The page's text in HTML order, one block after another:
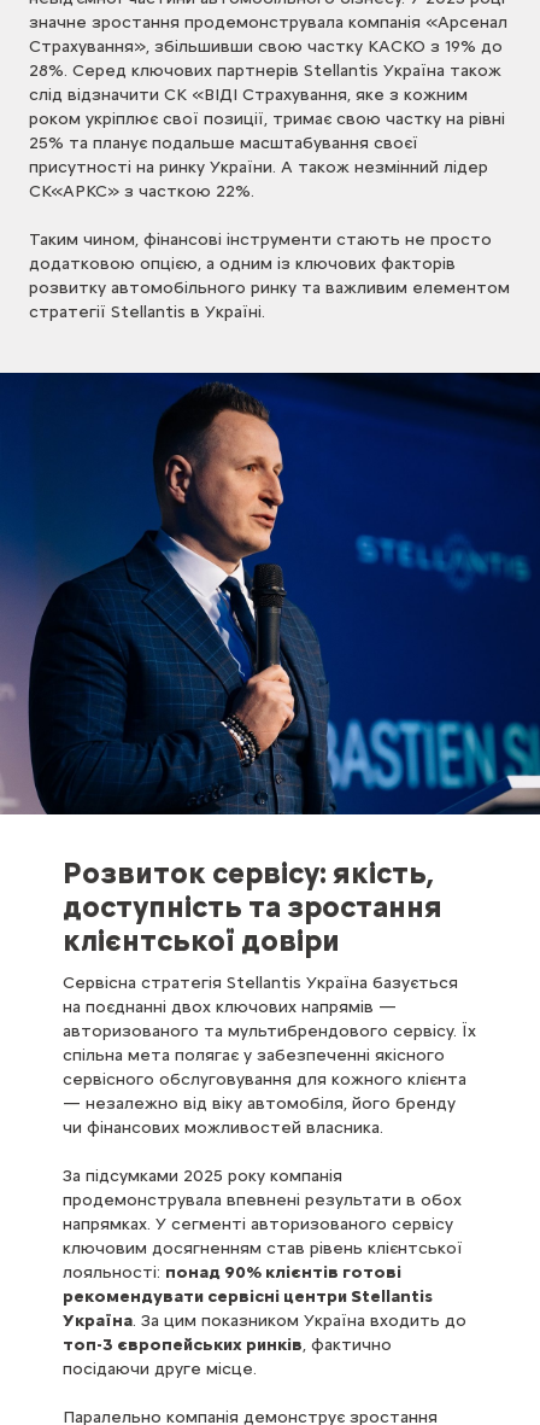
значне зростання продемонструвала компанія «Арсенал
Страхування», збільшивши свою частку КАСКО з 19% до
28%. Серед ключових партнерів Stellantis Україна також
слід відзначити СК «ВІДІ Страхування, яке з кожним
роком укріплює свої позиції, тримає свою частку на рівні
25% та планує подальше масштабування своєї
присутності на ринку України. А також незмінний лідер
СК«АРКС» з часткою 22%.
Таким чином, фінансові інструменти стають не просто
додатковою опцією, а одним із ключових факторів
розвитку автомобільного ринку та важливим елементом
стратегії Stellantis в Україні.
Розвиток сервісу: якість,
доступність та зростання
клієнтської довіри
Сервісна стратегія Stellantis Україна базується
на поєднанні двох ключових напрямів —
авторизованого та мультибрендового сервісу. Їх
спільна мета полягає у забезпеченні якісного
сервісного обслуговування для кожного клієнта
— незалежно від віку автомобіля, його бренду
чи фінансових можливостей власника.
За підсумками 2025 року компанія
продемонструвала впевнені результати в обох
напрямках. У сегменті авторизованого сервісу
ключовим досягненням став рівень клієнтської
лояльності: понад 90% клієнтів готові
рекомендувати сервісні центри Stellantis
Україна. За цим показником Україна входить до
топ-3 європейських ринків, фактично
посідаючи друге місце.
Паралельно компанія демонструє зростання